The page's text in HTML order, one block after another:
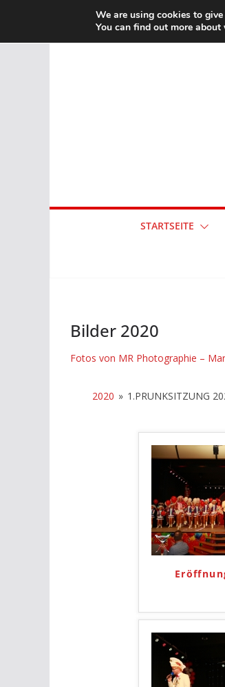
STARTSEITE
Bilder 2020
Fotos von MR Photographie –
2020 » 1.PRUNKSITZUNG
We are using cookies to
You can find out more